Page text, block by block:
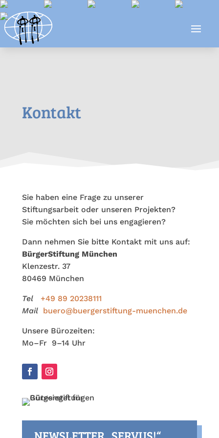
Kontakt
Sie haben eine Frage zu unserer
Stiftungsarbeit oder unseren Projekten?
Sie möchten sich bei uns engagieren?
Dann nehmen Sie bitte Kontakt mit uns auf:
BürgerStiftung München
Klenzestr. 37
80469 München
Tel
+49 89 20238111
Mail buero@buergerstiftung-muenchen.de
Unsere Bürozeiten:
Mo–Fr 9–14 Uhr